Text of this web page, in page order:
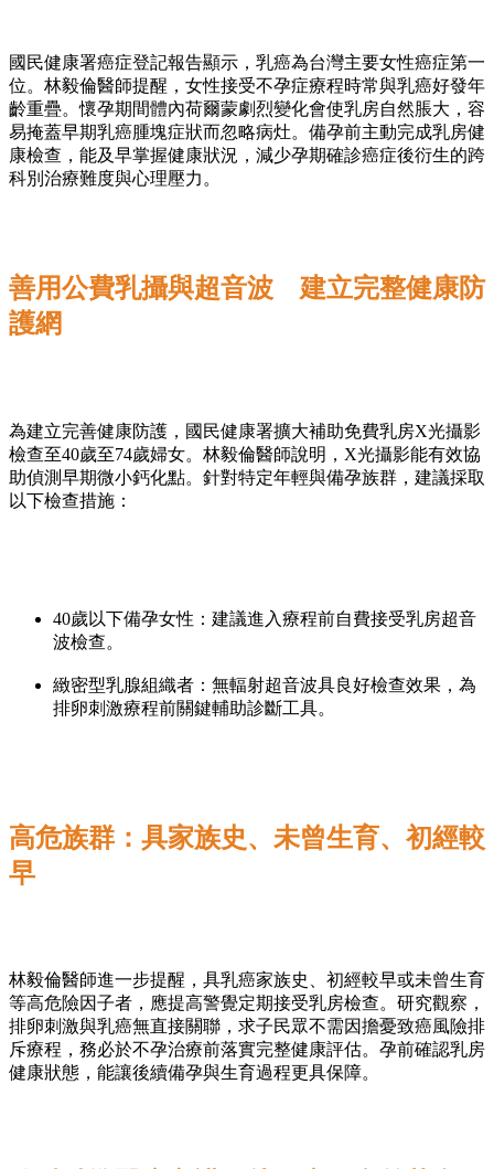
國民健康署癌症登記報告顯示，乳癌為台灣主要女性癌症第一
位。林毅倫醫師提醒，女性接受不孕症療程時常與乳癌好發年
齡重疊。懷孕期間體內荷爾蒙劇烈變化會使乳房自然脹大，容
易掩蓋早期乳癌腫塊症狀而忽略病灶。備孕前主動完成乳房健
康檢查，能及早掌握健康狀況，減少孕期確診癌症後衍生的跨
科別治療難度與心理壓力。
善用公費乳攝與超音波 建立完整健康防
護網
為建立完善健康防護，國民健康署擴大補助免費乳房X光攝影
檢查至40歲至74歲婦女。林毅倫醫師說明，X光攝影能有效協
助偵測早期微小鈣化點。針對特定年輕與備孕族群，建議採取
以下檢查措施：
40歲以下備孕女性：建議進入療程前自費接受乳房超音
波檢查。
緻密型乳腺組織者：無輻射超音波具良好檢查效果，為
排卵刺激療程前關鍵輔助診斷工具。
高危族群：具家族史、未曾生育、初經較
早
林毅倫醫師進一步提醒，具乳癌家族史、初經較早或未曾生育
等高危險因子者，應提高警覺定期接受乳房檢查。研究觀察，
排卵刺激與乳癌無直接關聯，求子民眾不需因擔憂致癌風險排
斥療程，務必於不孕治療前落實完整健康評估。孕前確認乳房
健康狀態，能讓後續備孕與生育過程更具保障。